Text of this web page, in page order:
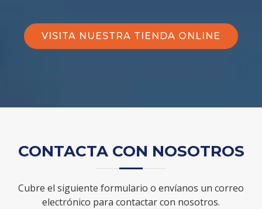
VISITA NUESTRA TIENDA ONLINE
CONTACTA CON NOSOTROS
Cubre el siguiente formulario o envíanos un correo
electrónico para contactar con nosotros.